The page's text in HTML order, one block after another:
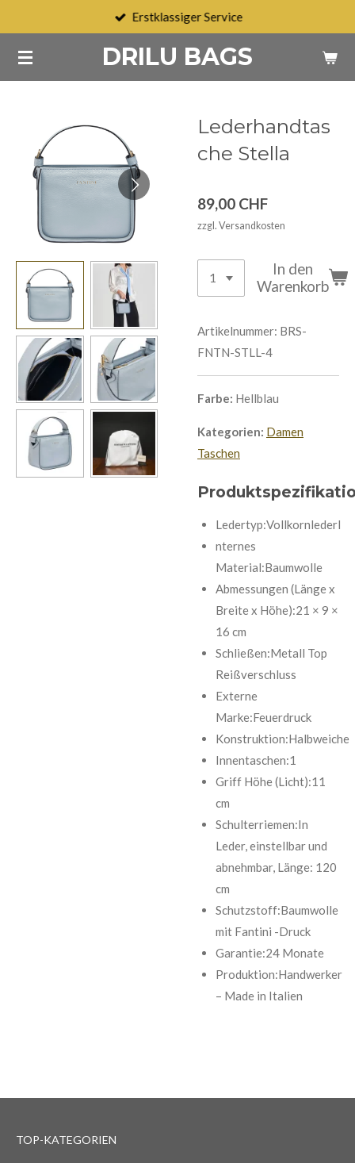
springen
DRILU BAGS
Erstklassiger Service
Lederhandtas
che Stella
89,00 CHF
zzgl. Versandkosten
In den
Warenkorb
Artikelnummer: BRS-
FNTN-STLL-4
Farbe: Hellblau
Kategorien: Damen
Taschen
Ledertyp:VollkornlederI
nternes
Material:Baumwolle
Abmessungen (Länge x
Breite x Höhe):21 × 9 ×
16 cm
Schließen:Metall Top
Reißverschluss
Externe
Marke:Feuerdruck
Konstruktion:Halbweiche
Innentaschen:1
Griff Höhe (Licht):11
cm
Schulterriemen:In
Leder, einstellbar und
abnehmbar, Länge: 120
cm
Schutzstoff:Baumwolle
mit Fantini -Druck
Garantie:24 Monate
Produktion:Handwerker
– Made in Italien
TOP-KATEGORIEN